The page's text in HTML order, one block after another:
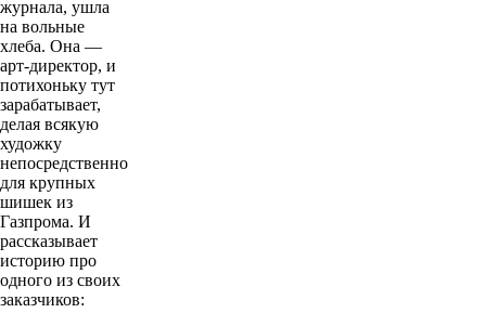
журнала, ушла
на вольные
хлеба. Она —
арт-директор, и
потихоньку тут
зарабатывает,
делая всякую
художку
непосредственно
для крупных
шишек из
Газпрома. И
рассказывает
историю про
одного из своих
заказчиков: